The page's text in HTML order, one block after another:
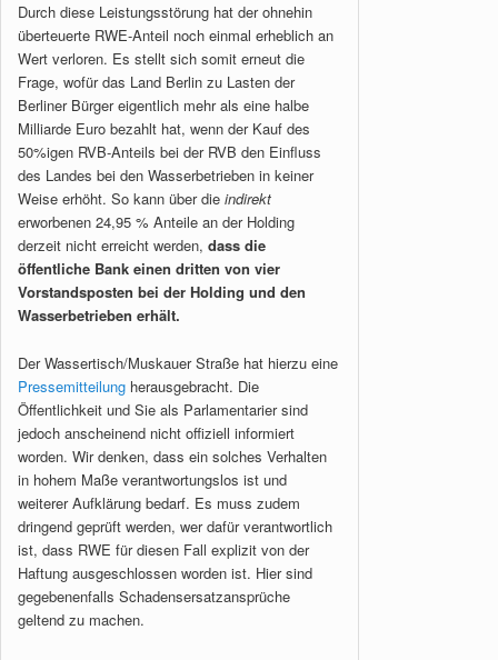
Durch diese Leistungsstörung hat der ohnehin
überteuerte RWE-Anteil noch einmal erheblich an
Wert verloren. Es stellt sich somit erneut die
Frage, wofür das Land Berlin zu Lasten der
Berliner Bürger eigentlich mehr als eine halbe
Milliarde Euro bezahlt hat, wenn der Kauf des
50%igen RVB-Anteils bei der RVB den Einfluss
des Landes bei den Wasserbetrieben in keiner
Weise erhöht. So kann über die indirekt
erworbenen 24,95 % Anteile an der Holding
derzeit nicht erreicht werden, dass die
öffentliche Bank einen dritten von vier
Vorstandsposten bei der Holding und den
Wasserbetrieben erhält.
Der Wassertisch/Muskauer Straße hat hierzu eine
Pressemitteilung herausgebracht. Die
Öffentlichkeit und Sie als Parlamentarier sind
jedoch anscheinend nicht offiziell informiert
worden. Wir denken, dass ein solches Verhalten
in hohem Maße verantwortungslos ist und
weiterer Aufklärung bedarf. Es muss zudem
dringend geprüft werden, wer dafür verantwortlich
ist, dass RWE für diesen Fall explizit von der
Haftung ausgeschlossen worden ist. Hier sind
gegebenenfalls Schadensersatzansprüche
geltend zu machen.